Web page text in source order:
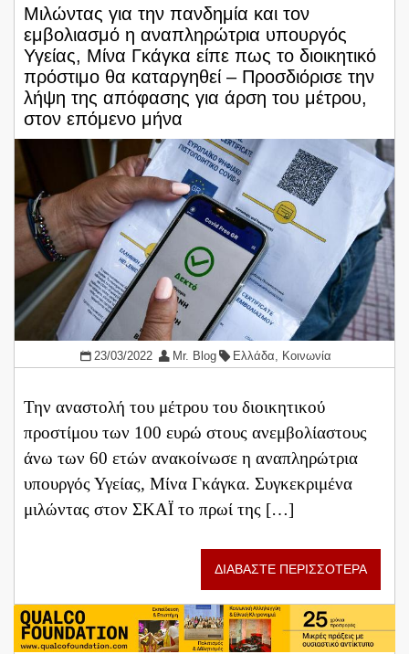
Μιλώντας για την πανδημία και τον
εμβολιασμό η αναπληρώτρια υπουργός
Υγείας, Μίνα Γκάγκα είπε πως το διοικητικό
πρόστιμο θα καταργηθεί – Προσδιόρισε την
λήψη της απόφασης για άρση του μέτρου,
στον επόμενο μήνα
23/03/2022 Mr. Blog Ελλάδα Κοινωνία
Την αναστολή του μέτρου του διοικητικού
προστίμου των 100 ευρώ στους ανεμβολίαστους
άνω των 60 ετών ανακοίνωσε η αναπληρώτρια
υπουργός Υγείας, Μίνα Γκάγκα. Συγκεκριμένα
μιλώντας στον ΣΚΑΪ το πρωί της […]
ΔΙΑΒΑΣΤΕ ΠΕΡΙΣΣΟΤΕΡΑ